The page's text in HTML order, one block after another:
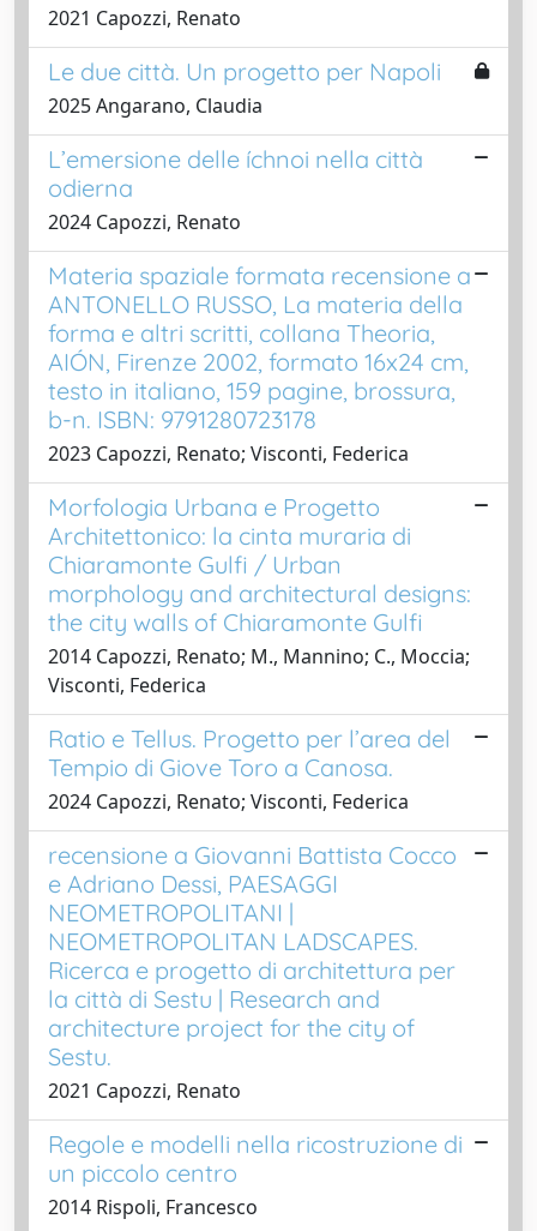
2021 Capozzi, Renato
Le due città. Un progetto per Napoli
2025 Angarano, Claudia
L’emersione delle íchnoi nella città
odierna
2024 Capozzi, Renato
Materia spaziale formata recensione a
ANTONELLO RUSSO, La materia della
forma e altri scritti, collana Theoria,
AIÓN, Firenze 2002, formato 16x24 cm,
testo in italiano, 159 pagine, brossura,
b-n. ISBN: 9791280723178
2023 Capozzi, Renato; Visconti, Federica
Morfologia Urbana e Progetto
Architettonico: la cinta muraria di
Chiaramonte Gulfi / Urban
morphology and architectural designs:
the city walls of Chiaramonte Gulfi
2014 Capozzi, Renato; M., Mannino; C., Moccia;
Visconti, Federica
Ratio e Tellus. Progetto per l’area del
Tempio di Giove Toro a Canosa.
2024 Capozzi, Renato; Visconti, Federica
recensione a Giovanni Battista Cocco
e Adriano Dessi, PAESAGGI
NEOMETROPOLITANI |
NEOMETROPOLITAN LADSCAPES.
Ricerca e progetto di architettura per
la città di Sestu | Research and
architecture project for the city of
Sestu.
2021 Capozzi, Renato
Regole e modelli nella ricostruzione di
un piccolo centro
2014 Rispoli, Francesco